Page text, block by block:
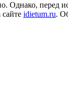
Однако, перед
idietum.ru.